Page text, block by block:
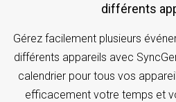
différents
Gérez facilement plusieurs
différents appareils avec
calendrier pour tous vos
efficacement votre temps et